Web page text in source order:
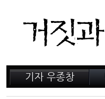
기자 우종창
저서 소개